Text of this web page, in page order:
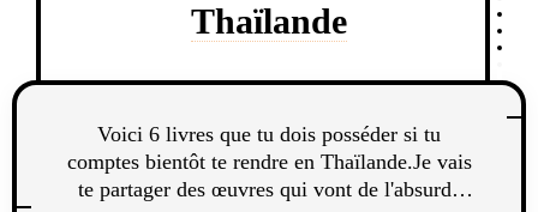
Thaïlande
Voici 6 livres que tu dois posséder si tu
comptes bientôt te rendre en Thaïlande.Je vais
te partager des œuvres qui vont de l'absurde